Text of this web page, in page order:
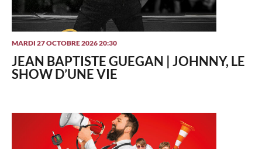
MARDI 27 OCTOBRE 2026 20:30
JEAN BAPTISTE GUEGAN | JOHNNY, LE
SHOW D’UNE VIE